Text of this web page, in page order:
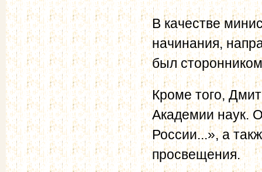
В качестве
начинания,
был
Кроме того,
Академии наук.
России...», а
просвещения.